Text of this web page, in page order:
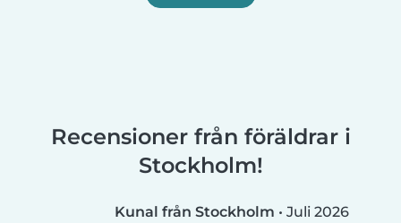
Recensioner från föräldrar i
Stockholm!
Kunal från Stockholm • Juli 2026